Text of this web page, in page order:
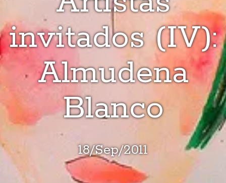
invitados (IV):
Almudena
Blanco
18/Sep/2011